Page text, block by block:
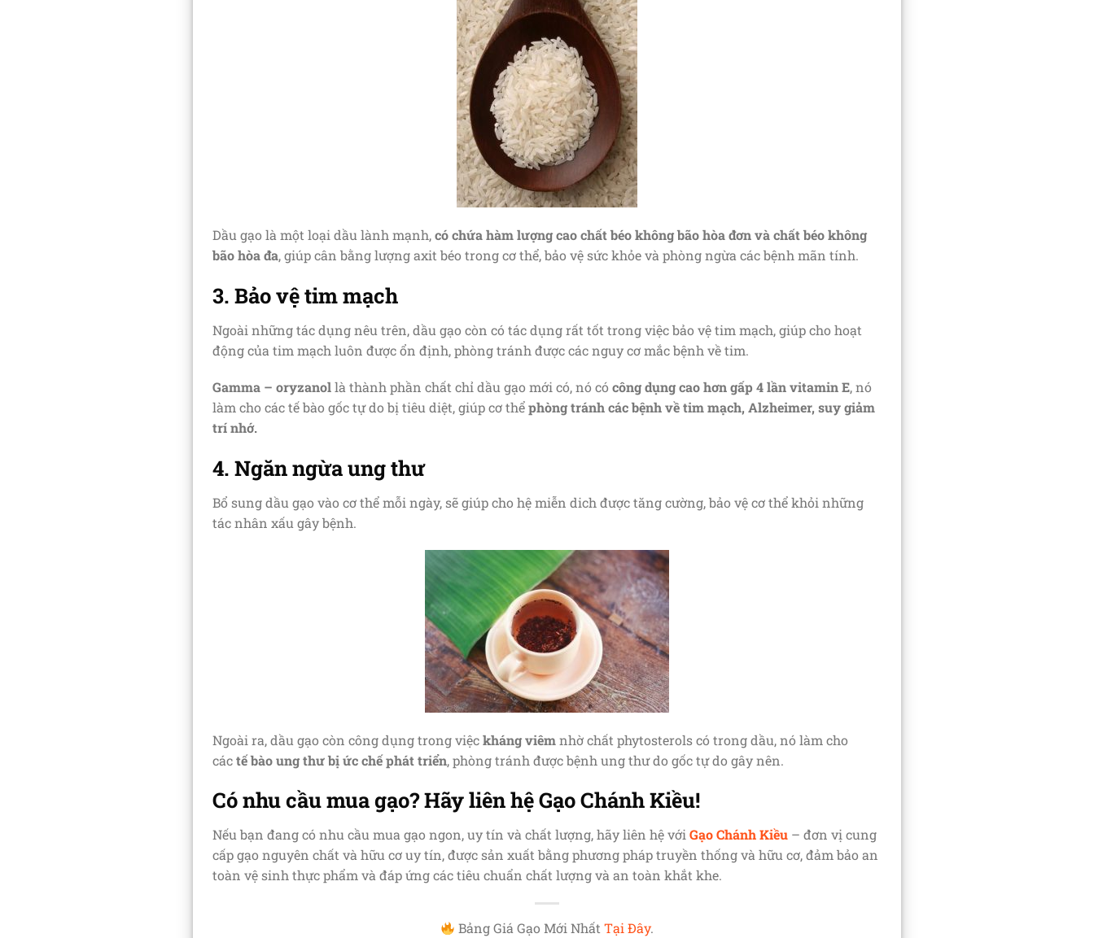
Dầu gạo là một loại dầu lành mạnh,có chứa hàm lượng cao chất béo không bão hòa đơn và chất béo không
bão hòa đa, giúp cân bằng lượng axit béo trong cơ thể, bảo vệ sức khỏe và phòng ngừa các bệnh mãn tính.
3. Bảo vệ tim mạch
Ngoài những tác dụng nêu trên, dầu gạo còn có tác dụng rất tốt trong việc bảo vệ tim mạch, giúp cho hoạt
động của tim mạch luôn được ổn định, phòng tránh được các nguy cơ mắc bệnh về tim.
Gamma – oryzanollà thành phần chất chỉ dầu gạo mới có, nó có công dụng cao hơn gấp 4 lần vitamin E, nó
làm cho các tế bào gốc tự do bị tiêu diệt, giúp cơ thểphòng tránh các bệnh về tim mạch, Alzheimer, suy giảm
trí nhớ.
4. Ngăn ngừa ung thư
Bổ sung dầu gạo vào cơ thể mỗi ngày, sẽ giúp cho hệ miễn dich được tăng cường, bảo vệ cơ thể khỏi những
tác nhân xấu gây bệnh.
Ngoài ra, dầu gạo còn công dụng trong việckháng viêmnhờ chất phytosterols có trong dầu, nó làm cho
cáctế bào ung thư bị ức chế phát triển, phòng tránh được bệnh ung thư do gốc tự do gây nên.
Có nhu cầu mua gạo? Hãy liên hệ Gạo Chánh Kiều!
Nếu bạn đang có nhu cầu mua gạo ngon, uy tín và chất lượng, hãy liên hệ vớiGạo Chánh Kiều – đơn vị cung
cấp gạo nguyên chất và hữu cơ uy tín, được sản xuất bằng phương pháp truyền thống và hữu cơ, đảm bảo an
toàn vệ sinh thực phẩm và đáp ứng các tiêu chuẩn chất lượng và an toàn khắt khe.
Bảng Giá Gạo Mới NhấtTại Đây.